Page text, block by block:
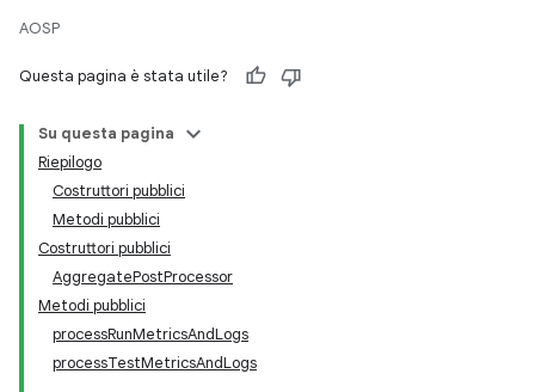
AOSP
Questa pagina è stata utile?
Su questa pagina
Riepilogo
Costruttori pubblici
Metodi pubblici
Costruttori pubblici
AggregatePostProcessor
Metodi pubblici
processRunMetricsAndLogs
processTestMetricsAndLogs